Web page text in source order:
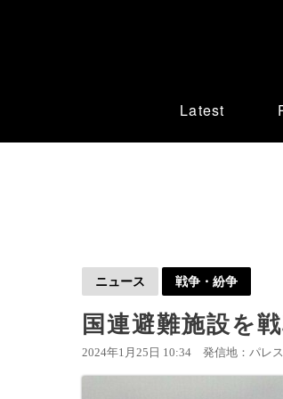
Latest
ニュース 戦争・紛争
国連避難施設を
2024年1月25日 10:34 発信地：パレ